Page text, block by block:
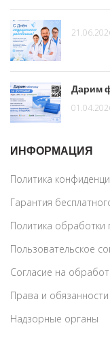
Дарим
ИНФОРМАЦИЯ
Политика
Гарантия
Политика
Пользовательское
Согласие на
Права и
Надзорные органы